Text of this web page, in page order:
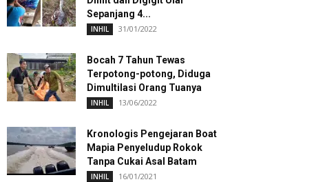
Sepanjang 4...
INHIL 31/01/2022
Bocah 7 Tahun Tewas
Terpotong-potong, Diduga
Dimultilasi Orang Tuanya
INHIL 13/06/2022
Kronologis Pengejaran Boat
Mapia Penyeludup Rokok
Tanpa Cukai Asal Batam
INHIL 16/01/2021